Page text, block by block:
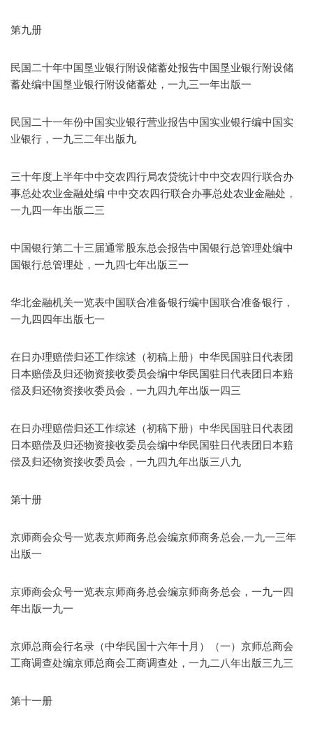
第九册
民国二十年中国垦业银行附设储蓄处报告中国垦业银行附设储
蓄处编中国垦业银行附设储蓄处，一九三一年出版一
民国二十一年份中国实业银行营业报告中国实业银行编中国实
业银行，一九三二年出版九
三十年度上半年中中交农四行局农贷统计中中交农四行联合办
事总处农业金融处编 中中交农四行联合办事总处农业金融处，
一九四一年出版二三
中国银行第二十三届通常股东总会报告中国银行总管理处编中
国银行总管理处，一九四七年出版三一
华北金融机关一览表中国联合准备银行编中国联合准备银行，
一九四四年出版七一
在日办理赔偿归还工作综述（初稿上册）中华民国驻日代表团
日本赔偿及归还物资接收委员会编中华民国驻日代表团日本赔
偿及归还物资接收委员会，一九四九年出版一四三
在日办理赔偿归还工作综述（初稿下册）中华民国驻日代表团
日本赔偿及归还物资接收委员会编中华民国驻日代表团日本赔
偿及归还物资接收委员会，一九四九年出版三八九
第十册
京师商会众号一览表京师商务总会编京师商务总会,一九一三年
出版一
京师商会众号一览表京师商务总会编京师商务总会，一九一四
年出版一九一
京师总商会行名录（中华民国十六年十月）（一）京师总商会
工商调查处编京师总商会工商调查处，一九二八年出版三九三
第十一册